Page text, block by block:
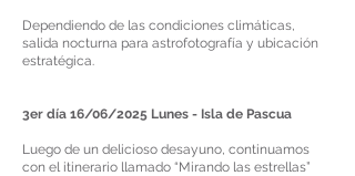
Dependiendo de las condiciones climáticas,
salida nocturna para astrofotografía y ubicación
estratégica.
3er día 16/06/2025 Lunes - Isla de Pascua
Luego de un delicioso desayuno, continuamos
con el itinerario llamado “Mirando las estrellas”